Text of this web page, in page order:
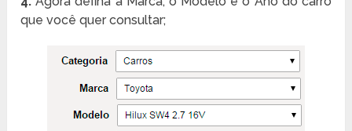
que você quer consultar;